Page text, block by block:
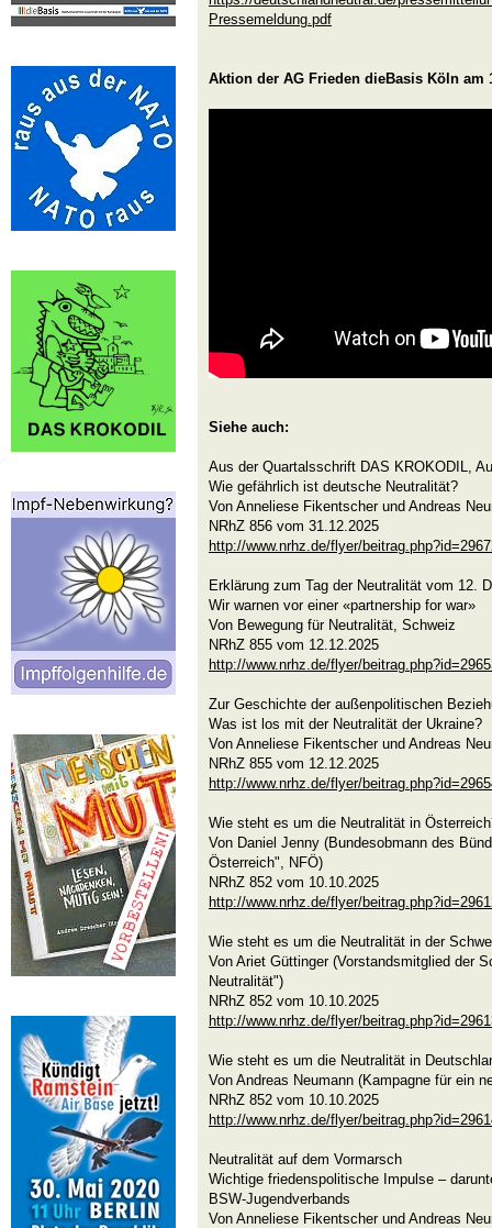
Pressemeldung.pdf
Aktion der AG Frieden dieBasis Köln am
Siehe auch:
Aus der Quartalsschrift DAS KROKODIL,
Wie gefährlich ist deutsche Neutralität?
Von Anneliese Fikentscher und Andreas
NRhZ 856 vom 31.12.2025
http://www.nrhz.de/flyer/
Erklärung zum Tag der Neutralität vom 12.
Wir warnen vor einer «partnership for war»
Von Bewegung für Neutralität, Schweiz
NRhZ 855 vom 12.12.2025
http://www.nrhz.de/flyer/
Zur Geschichte der außenpolitischen
Was ist los mit der Neutralität der Ukraine?
Von Anneliese Fikentscher und Andreas
NRhZ 855 vom 12.12.2025
http://www.nrhz.de/flyer/
Wie steht es um die Neutralität in
Von Daniel Jenny (Bundesobmann des
Österreich", NFÖ)
NRhZ 852 vom 10.10.2025
http://www.nrhz.de/flyer/
Wie steht es um die Neutralität in der
Von Ariet Güttinger (Vorstandsmitglied der
Neutralität")
NRhZ 852 vom 10.10.2025
http://www.nrhz.de/flyer/
Wie steht es um die Neutralität in
Von Andreas Neumann (Kampagne für ein
NRhZ 852 vom 10.10.2025
http://www.nrhz.de/flyer/
Neutralität auf dem Vormarsch
Wichtige friedenspolitische Impulse –
BSW-Jugendverbands
Von Anneliese Fikentscher und Andreas